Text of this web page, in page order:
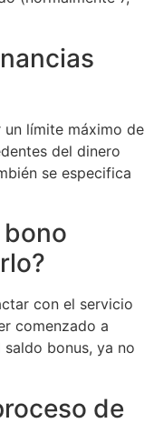
un límite máximo de
del dinero
se especifica
con el servicio
comenzado a
bonus, ya no
de